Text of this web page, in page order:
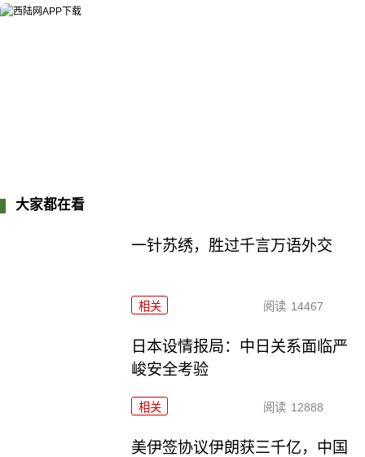
大家都在看
一针苏绣，胜过千言万语外交
相关 阅读 14467
日本设情报局：中日关系面临严
峻安全考验
相关 阅读 12888
美伊签协议伊朗获三千亿，中国